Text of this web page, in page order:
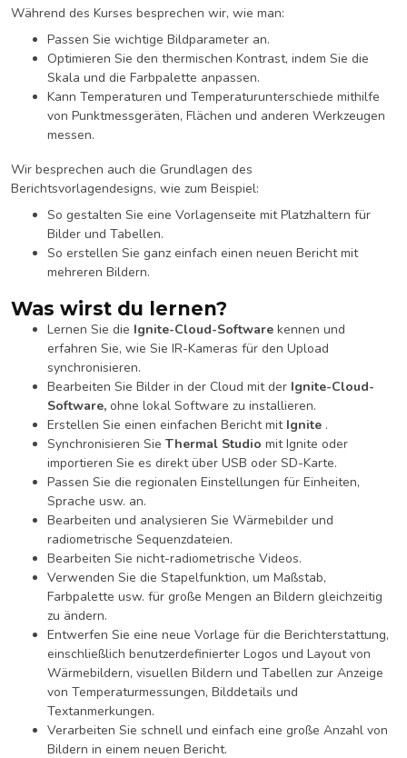
Während des Kurses besprechen wir, wie man:
Passen Sie wichtige Bildparameter an.
Optimieren Sie den thermischen Kontrast, indem Sie die
Skala und die Farbpalette anpassen.
Kann Temperaturen und Temperaturunterschiede mithilfe
von Punktmessgeräten, Flächen und anderen Werkzeugen
messen.
Wir besprechen auch die Grundlagen des
Berichtsvorlagendesigns, wie zum Beispiel:
So gestalten Sie eine Vorlagenseite mit Platzhaltern für
Bilder und Tabellen.
So erstellen Sie ganz einfach einen neuen Bericht mit
mehreren Bildern.
Was wirst du lernen?
Lernen Sie die Ignite-Cloud-Software kennen und
erfahren Sie, wie Sie IR-Kameras für den Upload
synchronisieren.
Bearbeiten Sie Bilder in der Cloud mit der Ignite-Cloud-
Software, ohne lokal Software zu installieren.
Erstellen Sie einen einfachen Bericht mit Ignite .
Synchronisieren Sie Thermal Studio mit Ignite oder
importieren Sie es direkt über USB oder SD-Karte.
Passen Sie die regionalen Einstellungen für Einheiten,
Sprache usw. an.
Bearbeiten und analysieren Sie Wärmebilder und
radiometrische Sequenzdateien.
Bearbeiten Sie nicht-radiometrische Videos.
Verwenden Sie die Stapelfunktion, um Maßstab,
Farbpalette usw. für große Mengen an Bildern gleichzeitig
zu ändern.
Entwerfen Sie eine neue Vorlage für die Berichterstattung,
einschließlich benutzerdefinierter Logos und Layout von
Wärmebildern, visuellen Bildern und Tabellen zur Anzeige
von Temperaturmessungen, Bilddetails und
Textanmerkungen.
Verarbeiten Sie schnell und einfach eine große Anzahl von
Bildern in einem neuen Bericht.